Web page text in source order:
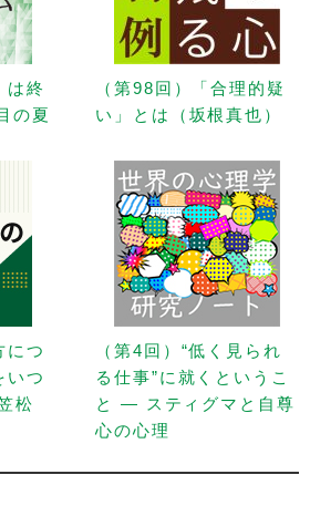
は終
の夏
（第98回）「合理的疑
い」とは（坂根真也）
につ
いつ
松
（第4回）“低く見られ
る仕事”に就くというこ
と — スティグマと自尊
心の心理